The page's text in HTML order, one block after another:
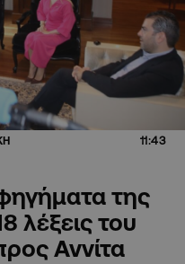
11:43
της
λέξεις του
Αννίτα